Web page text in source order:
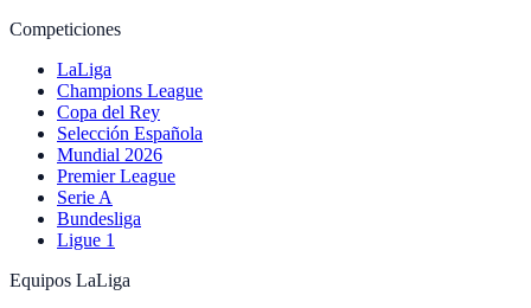
Competiciones
LaLiga
Champions League
Copa del Rey
Selección Española
Mundial 2026
Premier League
Serie A
Bundesliga
Ligue 1
Equipos LaLiga